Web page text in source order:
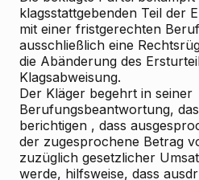
klagsstattgebenden Teil der
mit einer fristgerechten
ausschließlich eine
die Abänderung des
Klagsabweisung.
Der Kläger begehrt in seiner
Berufungsbeantwortung,
berichtigen , dass
der zugesprochene Betrag
zuzüglich gesetzlicher
werde, hilfsweise, dass